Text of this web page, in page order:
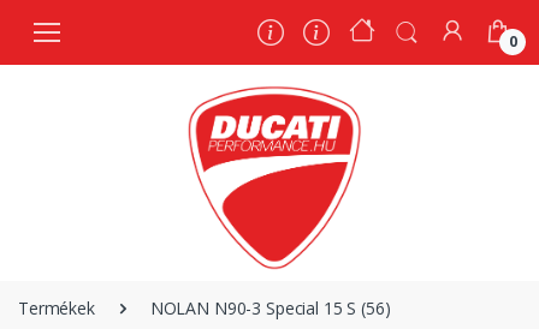
0
Termékek NOLAN N90-3 Special 15 S (56)
0